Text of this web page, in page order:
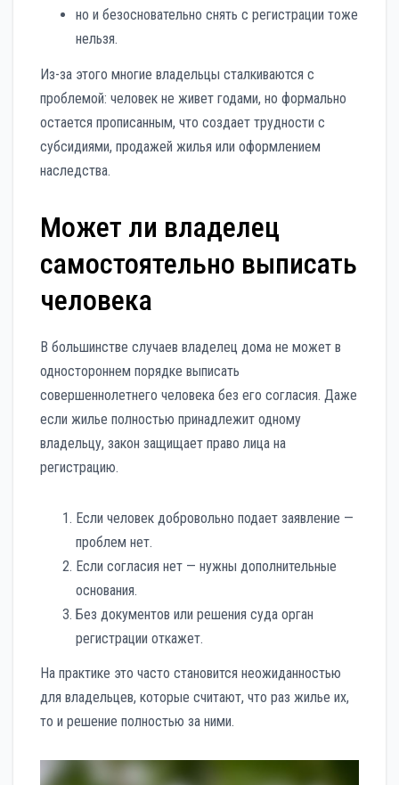
но и безосновательно снять с регистрации тоже
нельзя.
Из-за этого многие владельцы сталкиваются с
проблемой: человек не живет годами, но формально
остается прописанным, что создает трудности с
субсидиями, продажей жилья или оформлением
наследства.
Может ли владелец
самостоятельно выписать
человека
В большинстве случаев владелец дома не может в
одностороннем порядке выписать
совершеннолетнего человека без его согласия. Даже
если жилье полностью принадлежит одному
владельцу, закон защищает право лица на
регистрацию.
Если человек добровольно подает заявление —
проблем нет.
Если согласия нет — нужны дополнительные
основания.
Без документов или решения суда орган
регистрации откажет.
На практике это часто становится неожиданностью
для владельцев, которые считают, что раз жилье их,
то и решение полностью за ними.